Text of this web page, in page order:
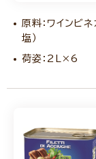
原料：ワインビ
塩）
荷姿：2L×6